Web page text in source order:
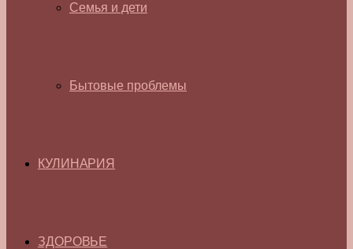
Семья и дети
Бытовые проблемы
КУЛИНАРИЯ
ЗДОРОВЬЕ